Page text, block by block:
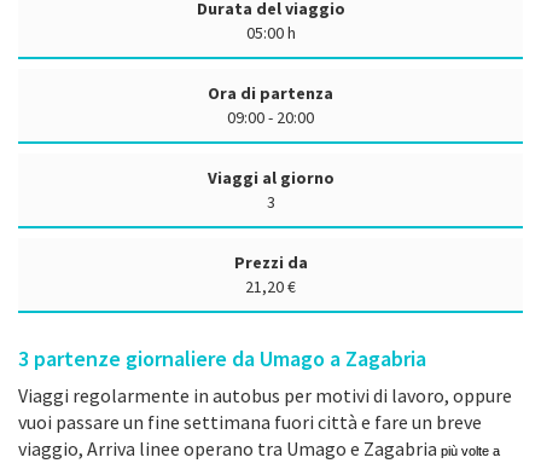
Durata del viaggio
05:00 h
Ora di partenza
09:00 - 20:00
Viaggi al giorno
3
Prezzi da
21,20 €
3 partenze giornaliere da Umago a Zagabria
Viaggi regolarmente in autobus per motivi di lavoro, oppure
vuoi passare un fine settimana fuori città e fare un breve
viaggio, Arriva linee operano tra Umago e Zagabria più volte a